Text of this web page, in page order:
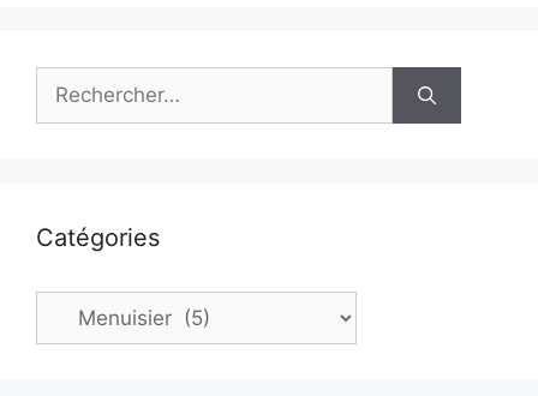
Rechercher :
Catégories
Catégories